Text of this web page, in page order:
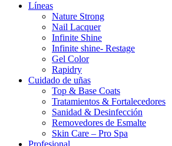
Líneas
Nature Strong
Nail Lacquer
Infinite Shine
Infinite shine- Restage
Gel Color
Rapidry
Cuidado de uñas
Top & Base Coats
Tratamientos & Fortalecedores
Sanidad & Desinfección
Removedores de Esmalte
Skin Care – Pro Spa
Profesional